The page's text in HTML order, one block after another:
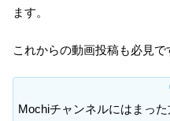
ます。
これからの動画投稿も必見で
Mochiチャンネルにはまった